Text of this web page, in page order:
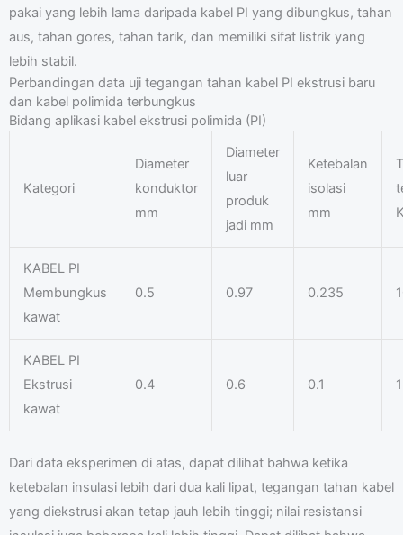
pakai yang lebih lama daripada kabel PI yang dibungkus, tahan
aus, tahan gores, tahan tarik, dan memiliki sifat listrik yang
lebih stabil.
Perbandingan data uji tegangan tahan kabel PI ekstrusi baru
dan kabel polimida terbungkus
Bidang aplikasi kabel ekstrusi polimida (PI)
Kategori
Diameter
konduktor
mm
Diameter
luar
produk
jadi mm
Ketebalan
isolasi
mm
KABEL PI
Membungkus
kawat
0.5 0.97 0.235
KABEL PI
Ekstrusi
kawat
0.4 0.6 0.1
Dari data eksperimen di atas, dapat dilihat bahwa ketika
ketebalan insulasi lebih dari dua kali lipat, tegangan tahan kabel
yang diekstrusi akan tetap jauh lebih tinggi; nilai resistansi